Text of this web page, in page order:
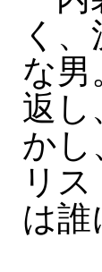
く
な男
返し
かし
リ
は誰